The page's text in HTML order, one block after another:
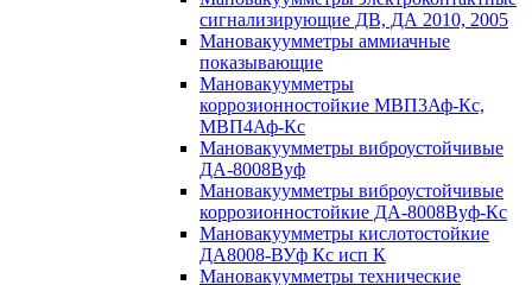
сигнализирующие ДВ, ДА 2010, 2005
Мановакуумметры аммиачные
показывающие
Мановакуумметры
коррозионностойкие МВП3Аф-Кс,
МВП4Аф-Кс
Мановакуумметры виброустойчивые
ДА-8008Вуф
Мановакуумметры виброустойчивые
коррозионностойкие ДА-8008Вуф-Кс
Мановакуумметры кислотостойкие
ДА8008-ВУф Кс исп К
Мановакуумметры технические